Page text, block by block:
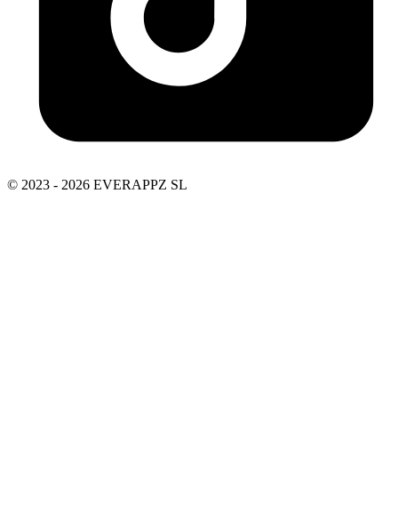
© 2023 - 2026 EVERAPPZ SL